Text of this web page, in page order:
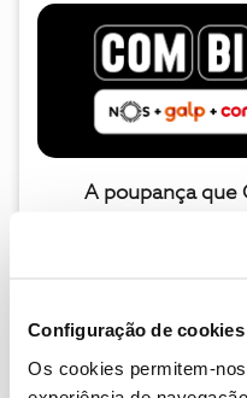
Configuração de cookies
Os cookies permitem-
A poupança que